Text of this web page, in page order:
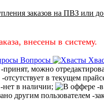
заказов на ПВЗ или
внесены в систему.
Вопросы
-принят, можно
-отсутствует в текущем
-нет в наличии;
-
-